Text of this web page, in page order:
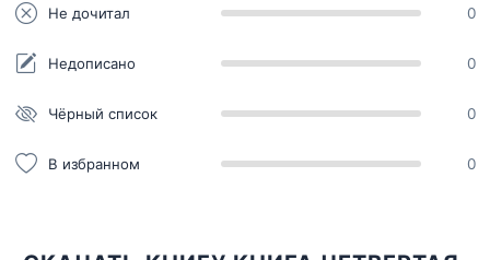
Не дочитал 0
Недописано 0
Чёрный список 0
В избранном 0